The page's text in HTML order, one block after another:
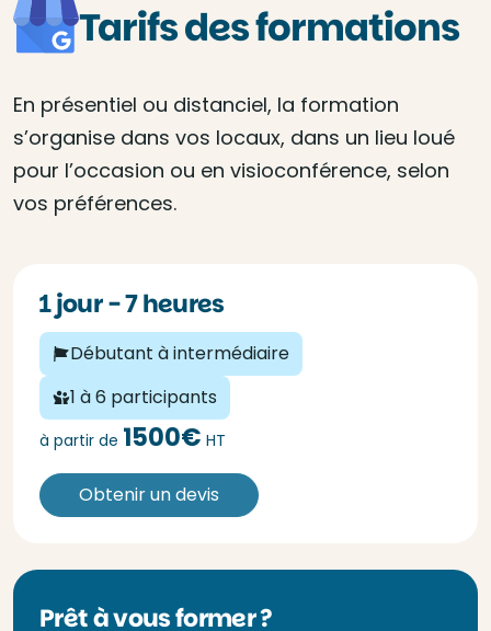
Tarifs des formations
En présentiel ou distanciel, la formation
s’organise dans vos locaux, dans un lieu loué
pour l’occasion ou en visioconférence, selon
vos préférences.
1 jour - 7 heures
Débutant à intermédiaire
1 à 6 participants
à partir de 1500€ HT
Obtenir un devis
Prêt à vous former ?